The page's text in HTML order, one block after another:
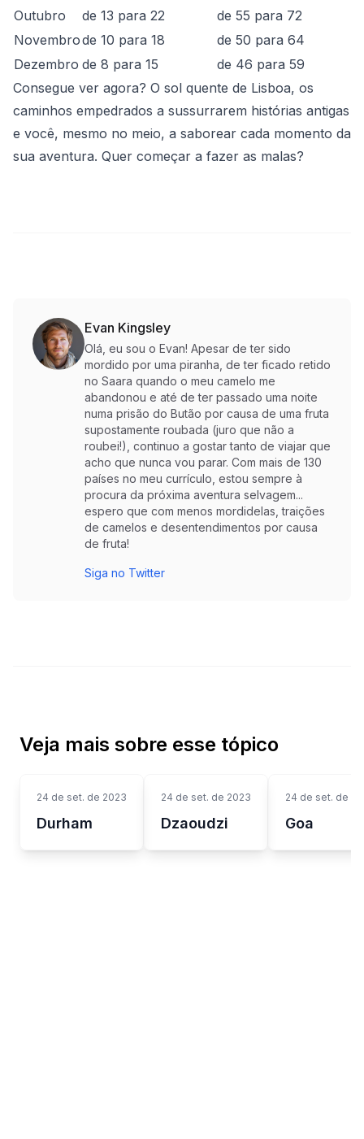
Outubro
de 13 para 22
de 55 para 72
Novembrode 10 para 18
de 50 para 64
Dezembro de 8 para 15
de 46 para 59
Consegue ver agora? O sol quente de Lisboa, os
caminhos empedrados a sussurrarem histórias antigas
e você, mesmo no meio, a saborear cada momento da
sua aventura. Quer começar a fazer as malas?
Evan Kingsley
Olá, eu sou o Evan! Apesar de ter sido
mordido por uma piranha, de ter ficado retido
no Saara quando o meu camelo me
abandonou e até de ter passado uma noite
numa prisão do Butão por causa de uma fruta
supostamente roubada (juro que não a
roubei!), continuo a gostar tanto de viajar que
acho que nunca vou parar. Com mais de 130
países no meu currículo, estou sempre à
procura da próxima aventura selvagem...
espero que com menos mordidelas, traições
de camelos e desentendimentos por causa
de fruta!
Siga no Twitter
Veja mais sobre esse tópico
24 de set. de 2023
Durham
24 de set. de 2023
Dzaoudzi
24 de set. de
Goa